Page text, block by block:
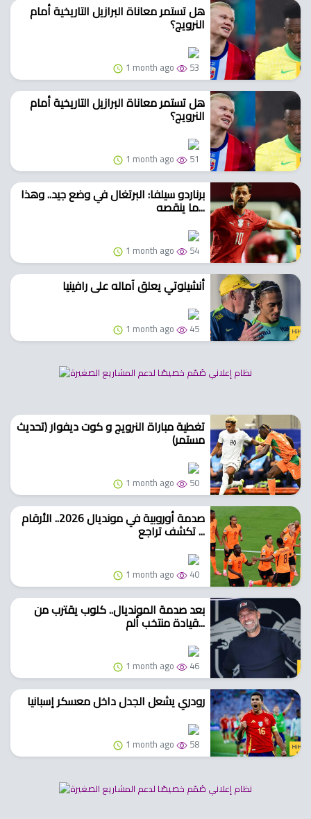
هل تستمر معاناة البرازيل التاريخية أمام
النرويج؟
1 month ago 53
هل تستمر معاناة البرازيل التاريخية أمام
النرويج؟
1 month ago 51
برناردو سيلفا: البرتغال في وضع جيد.. وهذا
ما ينقصه...
1 month ago 54
أنشيلوتي يعلق آماله على رافينيا
1 month ago 45
تغطية مباراة النرويج و كوت ديفوار (تحديث
مستمر)
1 month ago 50
صدمة أوروبية في مونديال 2026.. الأرقام
تكشف تراجع ...
1 month ago 40
بعد صدمة المونديال.. كلوب يقترب من
قيادة منتخب ألم...
1 month ago 46
رودري يشعل الجدل داخل معسكر إسبانيا
1 month ago 58